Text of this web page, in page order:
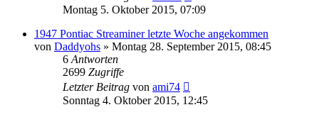
Montag 5. Oktober 2015, 07:09
1947 Pontiac Streaminer letzte Woche angekommen
von Daddyohs » Montag 28. September 2015, 08:45
6 Antworten
2699 Zugriffe
Letzter Beitrag von ami74
Sonntag 4. Oktober 2015, 12:45